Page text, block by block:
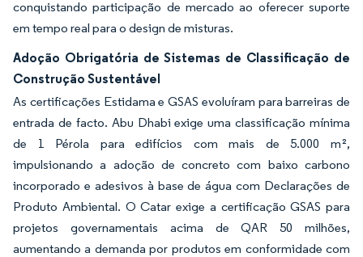
conquistando participação de mercado ao oferecer suporte
em tempo real para o design de misturas.
Adoção Obrigatória de Sistemas de Classificação de
Construção Sustentável
As certificações Estidama e GSAS evoluíram para barreiras de
entrada de facto. Abu Dhabi exige uma classificação mínima
de 1 Pérola para edifícios com mais de 5.000 m²,
impulsionando a adoção de concreto com baixo carbono
incorporado e adesivos à base de água com Declarações de
Produto Ambiental. O Catar exige a certificação GSAS para
projetos governamentais acima de QAR 50 milhões,
aumentando a demanda por produtos em conformidade com